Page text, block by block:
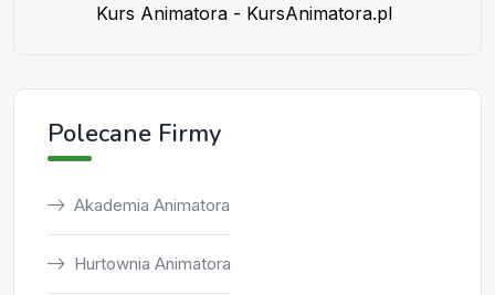
Kurs Animatora - KursAnimatora.pl
Polecane Firmy
Akademia Animatora
Hurtownia Animatora